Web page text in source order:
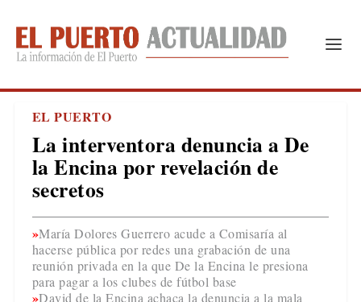
EL PUERTO
La interventora denuncia a De
la Encina por revelación de
secretos
María Dolores Guerrero acude a Comisaría al
hacerse pública por redes una grabación de una
reunión privada en la que De la Encina le presiona
para pagar a los clubes de fútbol base
David de la Encina achaca la denuncia a la mala